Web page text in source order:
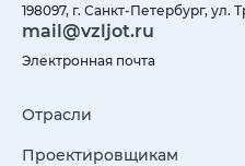
198097, г. Санкт-Петербург, ул.
mail@vzljot.ru
Электронная почта
Отрасли
Проектировщикам